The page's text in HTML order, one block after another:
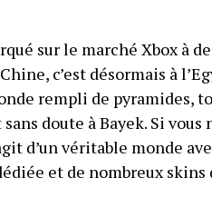
sur le marché Xbox à
c’est désormais à
rempli de pyramides,
doute à Bayek. Si vous
d’un véritable monde
et de nombreux skins